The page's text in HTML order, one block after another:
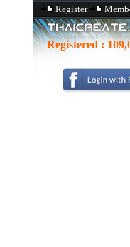
Register
Registered :